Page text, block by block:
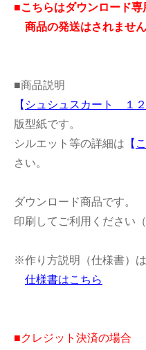
■こちらはダウンロード専
商品の発送はされません
■商品説明
【 シュシュスカート １
版型紙です。
シルエット等の詳細は 【
さい。
ダウンロード商品です。
印刷してご利用ください
※作り方説明（仕様書）は
仕様書はこちら
■クレジット決済の場合